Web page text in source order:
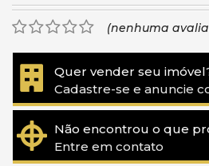
(nenhuma
Quer vender seu
Cadastre-se e anuncie
Não encontrou o que
Entre em contato